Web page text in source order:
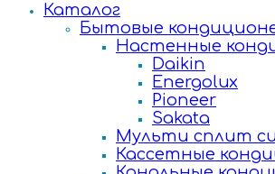
Каталог
Бытовые
Настенные
Daikin
Energolux
Pioneer
Sakata
Мульти сплит
Кассетные